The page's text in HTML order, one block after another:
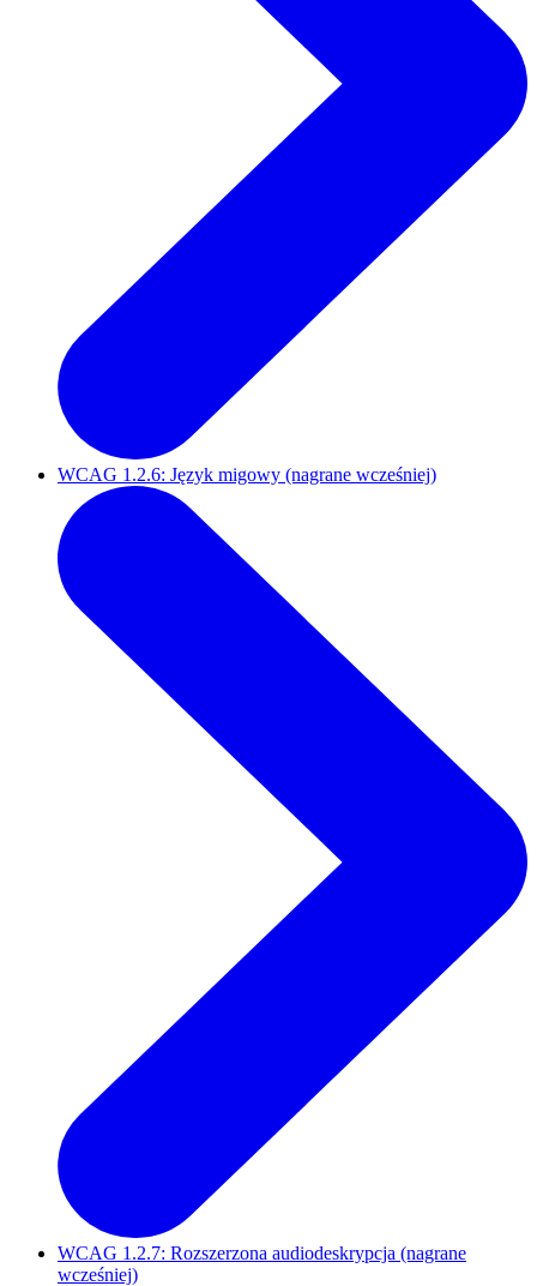
WCAG 1.2.6: Język migowy (nagrane wcześniej)
WCAG 1.2.7: Rozszerzona audiodeskrypcja (nagrane
wcześniej)